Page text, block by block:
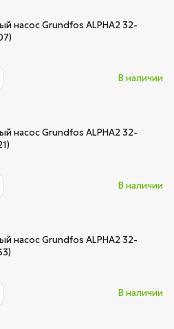
насос Grundfos ALPHA2 32-
В наличии
насос Grundfos ALPHA2 32-
В наличии
насос Grundfos ALPHA2 32-
В наличии